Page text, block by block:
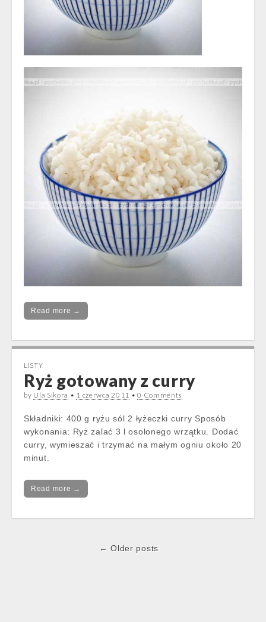
Read more →
LISTY
Ryż gotowany z curry
by Ula Sikora • 1 czerwca 2011 •0 Comments
Składniki: 400 g ryżu sól 2 łyżeczki curry Sposób
wykonania: Ryż zalać 3 l osolonego wrzątku. Dodać
curry, wymieszać i trzymać na małym ogniu około 20
minut.
Read more →
← Older posts